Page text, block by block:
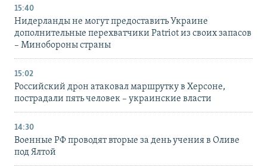
15:40
Нидерланды не могут предоставить Украине
дополнительные перехватчики Patriot из своих запасов
– Минобороны страны
15:02
Российский дрон атаковал маршрутку в Херсоне,
пострадали пять человек – украинские власти
14:30
Военные РФ проводят вторые за день учения в Оливе
под Ялтой